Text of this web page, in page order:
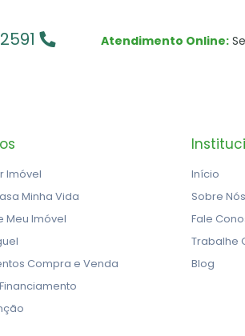
Atendimento Online:
Imóvel
Minha Vida
Meu Imóvel
Compra e Venda
Início
Sobre Nós
Fale
Trabalhe
Blog